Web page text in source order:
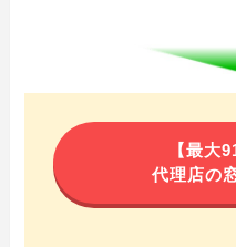
【最大
代理店の